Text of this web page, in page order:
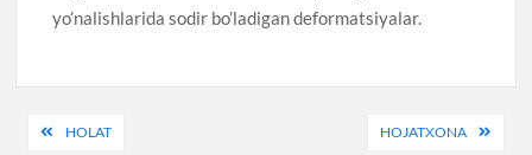
yo’nalishlarida sodir bo’ladigan deformatsiyalar.
PostHOLAT HOJATXONA